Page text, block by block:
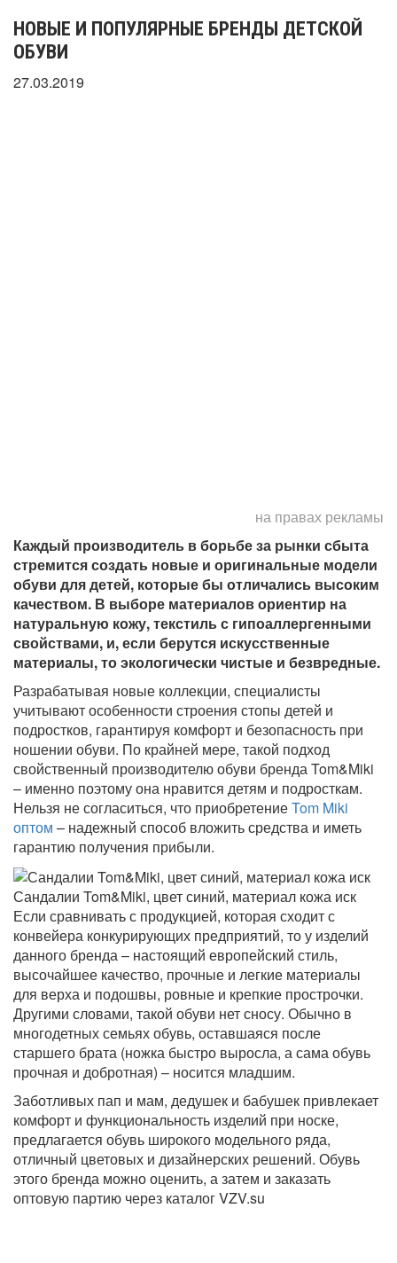
НОВЫЕ И ПОПУЛЯРНЫЕ БРЕНДЫ ДЕТСКОЙ
ОБУВИ
27.03.2019
на правах рекламы
Каждый производитель в борьбе за рынки сбыта
стремится создать новые и оригинальные модели
обуви для детей, которые бы отличались высоким
качеством. В выборе материалов ориентир на
натуральную кожу, текстиль с гипоаллергенными
свойствами, и, если берутся искусственные
материалы, то экологически чистые и безвредные.
Разрабатывая новые коллекции, специалисты
учитывают особенности строения стопы детей и
подростков, гарантируя комфорт и безопасность при
ношении обуви. По крайней мере, такой подход
свойственный производителю обуви бренда Tom&Miki
– именно поэтому она нравится детям и подросткам.
Нельзя не согласиться, что приобретениеTom Miki
оптом – надежный способ вложить средства и иметь
гарантию получения прибыли.
Сандалии Tom&Miki, цвет синий, материал кожа иск
Если сравнивать с продукцией, которая сходит с
конвейера конкурирующих предприятий, то у изделий
данного бренда – настоящий европейский стиль,
высочайшее качество, прочные и легкие материалы
для верха и подошвы, ровные и крепкие прострочки.
Другими словами, такой обуви нет сносу. Обычно в
многодетных семьях обувь, оставшаяся после
старшего брата (ножка быстро выросла, а сама обувь
прочная и добротная) – носится младшим.
Заботливых пап и мам, дедушек и бабушек привлекает
комфорт и функциональность изделий при носке,
предлагается обувь широкого модельного ряда,
отличный цветовых и дизайнерских решений. Обувь
этого бренда можно оценить, а затем и заказать
оптовую партию через каталог VZV.su